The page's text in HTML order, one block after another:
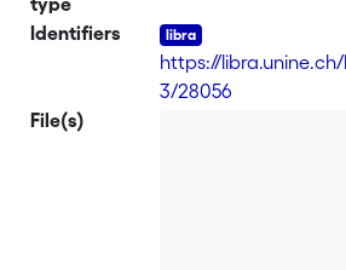
dispositif qui propose
seconde vie » dans
développé par les
pour comprendre
qui disent y vivre une
Identifiers
https://
3/28056
File(s)